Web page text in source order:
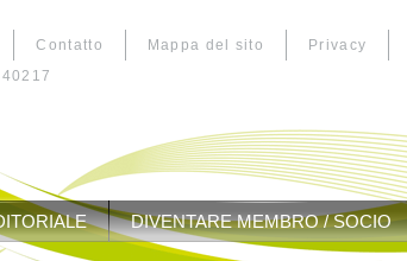
Contatto Mappa del sito Privacy
DIVENTARE MEMBRO / SOCIO